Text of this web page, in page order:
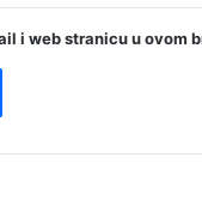
i web stranicu u ovom